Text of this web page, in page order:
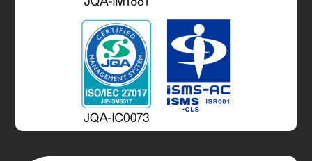
的の通知、開示、内容の訂正、追加または削除、利用の
停止、消去及び第三者への提供の停止（以
下、「開示等」と云う。）を請求する権利があります。開
示等の請求の窓口は、当社個人情報受付窓口の上記
管理者と定めます。尚、採否の内容について
の開示は致しかねます。
6. 個人情報提供の任意性
貴殿が当社へ個人情報を提供するか否かは貴殿のご